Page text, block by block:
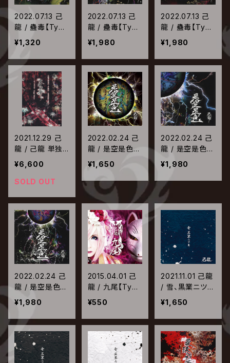
2022.07.13 己
龍 / 蠱毒【Type
-C】
¥1,320
2022.07.13 己
龍 / 蠱毒【Type
-A】
¥1,980
2022.07.13 己
龍 / 蠱毒【Type
-B】
¥1,980
2021.12.29 己
龍 / 己龍 単独
巡業-千秋楽-
「曼珠沙華」〜九
条武政生誕祭〜
(火) Zepp Tok
yo
¥6,600
SOLD OUT
2022.02.24 己
龍 / 是空是色
【Type-C】
¥1,650
2022.02.24 己
龍 / 是空是色
【Type-B】
¥1,980
2022.02.24 己
龍 / 是空是色
【Type-A】
¥1,980
2015.04.01 己
龍 / 九尾【Type
-F】
¥550
2021.11.01 己龍
/ 雪、黒業ニツキ
【Type-C】
¥1,650